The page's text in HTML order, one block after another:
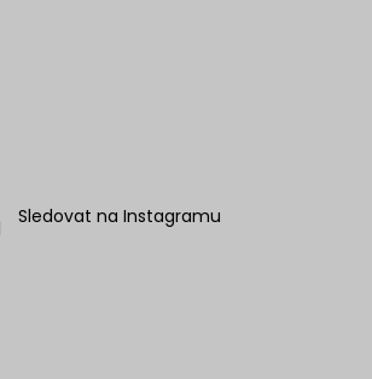
Sledovat na Instagramu